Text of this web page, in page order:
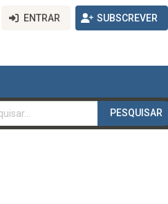
ENTRAR SUBSCREVER
PESQUISAR